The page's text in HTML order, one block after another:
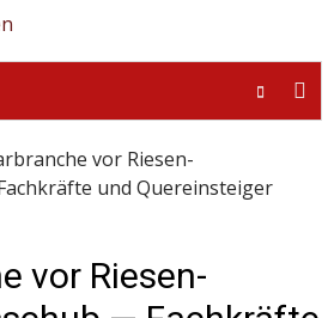
vor Riesen-
und Quereinsteiger
vor Riesen-